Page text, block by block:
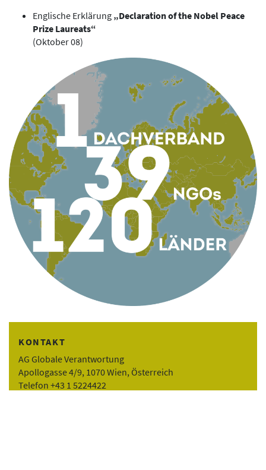
Englische Erklärung „Declaration of the Nobel Peace
Prize Laureats“
(Oktober 08)
KONTAKT
AG Globale Verantwortung
Apollogasse 4/9, 1070 Wien, Österreich
Telefon +43 1 5224422